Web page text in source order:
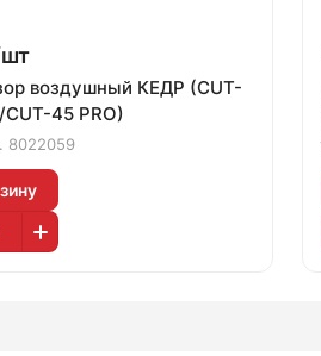
шт
воздушный КЕДР (CUT-
45 PRO)
8022059